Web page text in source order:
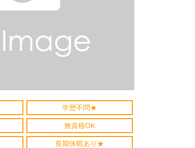
学歴不問★
無資格OK
長期休暇あり★